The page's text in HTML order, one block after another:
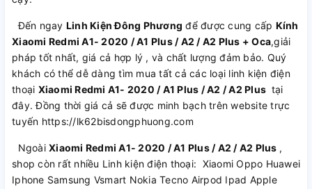
Đến ngay Linh Kiện Đông Phương để được cung cấp Kính
Xiaomi Redmi A1- 2020 / A1 Plus / A2 / A2 Plus + Oca,giải
pháp tốt nhất, giá cả hợp lý , và chất lượng đảm bảo. Quý
khách có thể dễ dàng tìm mua tất cả các loại linh kiện điện
thoại Xiaomi Redmi A1- 2020 / A1 Plus / A2 / A2 Plus tại
đây. Đồng thời giá cả sẽ được minh bạch trên website trực
tuyến https://lk62bisdongphuong.com
Ngoài Xiaomi Redmi A1- 2020 / A1 Plus / A2 / A2 Plus ,
shop còn rất nhiều Linh kiện điện thoại: Xiaomi Oppo Huawei
Iphone Samsung Vsmart Nokia Tecno Airpod Ipad Apple